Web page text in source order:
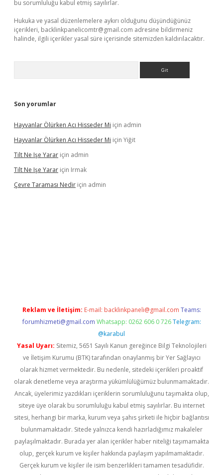
bu sorumluluğu kabul etmiş sayılırlar.
Hukuka ve yasal düzenlemelere aykırı olduğunu düşündüğünüz
içerikleri, backlinkpanelicomtr@gmail.com adresine bildirmeniz
halinde, ilgili içerikler yasal süre içerisinde sitemizden kaldırılacaktır.
Son yorumlar
Hayvanlar Ölürken Acı Hisseder Mi için admin
Hayvanlar Ölürken Acı Hisseder Mi için Yiğit
Tilt Ne Işe Yarar için admin
Tilt Ne Işe Yarar için Irmak
Çevre Taraması Nedir için admin
Reklam ve İletişim: E-mail: backlinkpaneli@gmail.com Teams:
forumhizmeti@gmail.com Whatsapp: 0262 606 0 726 Telegram:
@karabul
Yasal Uyarı: Sitemiz, 5651 Sayılı Kanun gereğince Bilgi Teknolojileri
ve İletişim Kurumu (BTK) tarafından onaylanmış bir Yer Sağlayıcı
olarak hizmet vermektedir. Bu nedenle, sitedeki içerikleri proaktif
olarak denetleme veya araştırma yükümlülüğümüz bulunmamaktadır.
Ancak, üyelerimiz yazdıkları içeriklerin sorumluluğunu taşımakta olup,
siteye üye olarak bu sorumluluğu kabul etmiş sayılırlar. Bu internet
sitesi, herhangi bir marka, kurum veya şahıs şirketi ile hiçbir bağlantısı
bulunmamaktadır. Sitede yalnızca kendi hazırladığımız makaleler
paylaşılmaktadır. Burada yer alan içerikler haber niteliği taşımamakta
olup, gerçek kurum ve kişiler hakkında paylaşım yapılmamaktadır.
Gerçek kurum ve kişiler ile isim benzerlikleri tamamen tesadüfidir.